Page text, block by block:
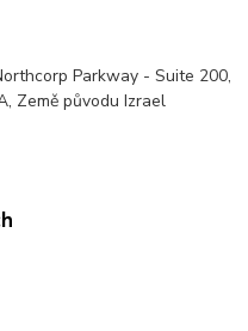
Parkway - Suite 200,
Země původu Izrael